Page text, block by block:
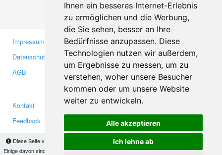
Ihnen ein besseres Internet-Erlebnis
zu ermöglichen und die Werbung,
die Sie sehen, besser an Ihre
Bedürfnisse anzupassen. Diese
Technologien nutzen wir außerdem,
um Ergebnisse zu messen, um zu
verstehen, woher unsere Besucher
kommen oder um unsere Website
weiter zu entwickeln.
Alle akzeptieren
Ich lehne ab
Diese Seite verwendet Cookies, um Informationen auf Ihrem Computer zu speichern.
Einige davon sind notwendig, damit unsere Seite funktioniert, andere helfen uns dabei, das
Impressum
Datenschutzerklärung
AGB
Gewerbetreibende
Investoren
Medien
Kontakt
Feedback
Facebook
Twitter
YouTube
Google+